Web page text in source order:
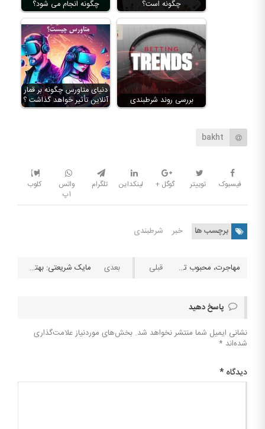
چگونه انجام می شود؟
چگونه است؟
دنیای متاورس چگونه بر قمار
آنلاین تأثیر خواهد گذاشت ؟
بررسی روند شرطبندی
bakht
فیسبوک توییتر گوگل + لینکداین تلگرام
واتس
اپ
کلوب
برچسب ها خبر شرطبندی
مهاجرت، محبوب ترین مقاصد مهاجرتی کجاست؟ مایک شریعتی: بهترین بازیکن پوکر WPT
پاسخ دهید
نشانی ایمیل شما منتشر نخواهد شد. بخش‌های موردنیاز علامت‌گذاری
شده‌اند *
دیدگاه *